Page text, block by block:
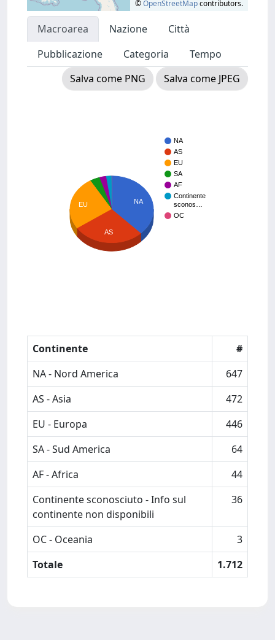
©OpenStreetMapcontributors.
Macroarea Nazione
Città
Pubblicazione
Categoria
Tempo
Salva come PNG
Salva come JPEG
NA
AS
EU
SA
AF
Continente
sconos…
OC
NA
EU
AS
Continente
#
NA - Nord America
647
AS - Asia
472
EU - Europa
446
SA - Sud America
64
AF - Africa
44
Continente sconosciuto - Info sul
continente non disponibili
36
OC - Oceania
3
Totale
1.712